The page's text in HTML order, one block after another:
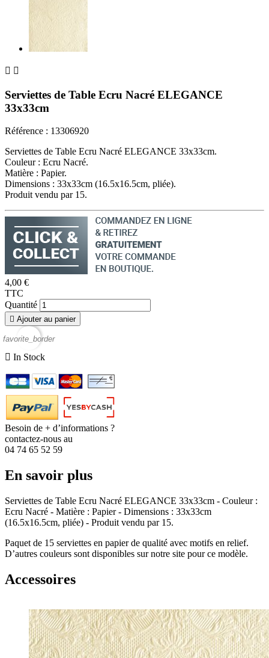
 
Serviettes de Table Ecru Nacré ELEGANCE
33x33cm
Référence : 13306920
Serviettes de Table Ecru Nacré ELEGANCE 33x33cm.
Couleur : Ecru Nacré.
Matière : Papier.
Dimensions : 33x33cm (16.5x16.5cm, pliée).
Produit vendu par 15.
4,00 €
TTC
Quantité
 Ajouter au panier
favorite_border
 In Stock
Besoin de + d’informations ?
contactez-nous au
04 74 65 52 59
En savoir plus
Serviettes de Table Ecru Nacré ELEGANCE 33x33cm - Couleur :
Ecru Nacré - Matière : Papier - Dimensions : 33x33cm
(16.5x16.5cm, pliée) - Produit vendu par 15.
Paquet de 15 serviettes en papier de qualité avec motifs en relief.
D’autres couleurs sont disponibles sur notre site pour ce modèle.
Accessoires